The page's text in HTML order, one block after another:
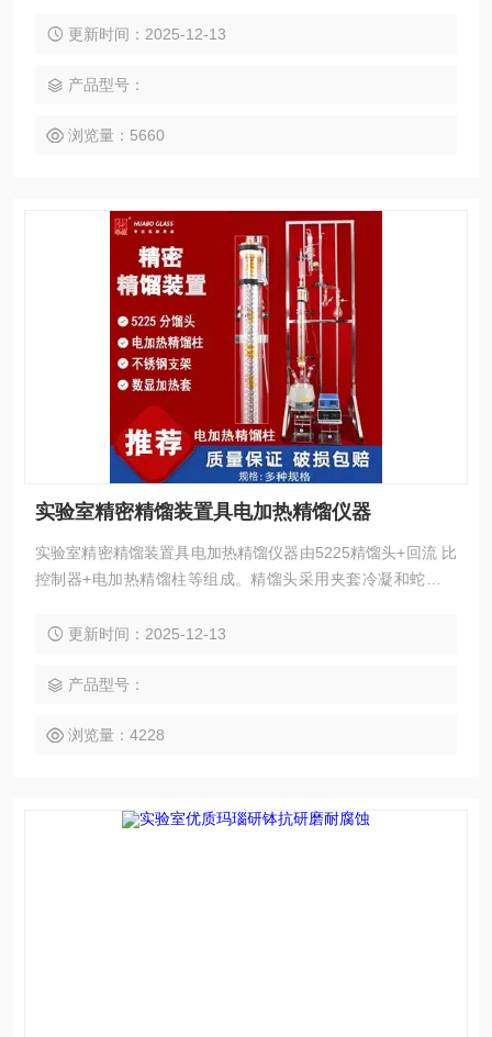
更新时间：2025-12-13
产品型号：
浏览量：5660
实验室精密精馏装置具电加热精馏仪器
实验室精密精馏装置具电加热精馏仪器由5225精馏头+回流 比
控制器+电加热精馏柱等组成。精馏头采用夹套冷凝和蛇形冷
带磁铁的三角漏斗来回摆动，而满足客户实验需求。 支架安装
更新时间：2025-12-13
产品型号：
浏览量：4228